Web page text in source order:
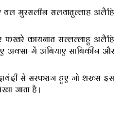
वल मुरसलीन सलवातुल्लाह अलैहि
फखरे कायनात सल्लल्लाहु अलैहि
अक्सा में अंबियाए साबिकीन और
से सरफराज हुए जो शख्स इस
जाता है।